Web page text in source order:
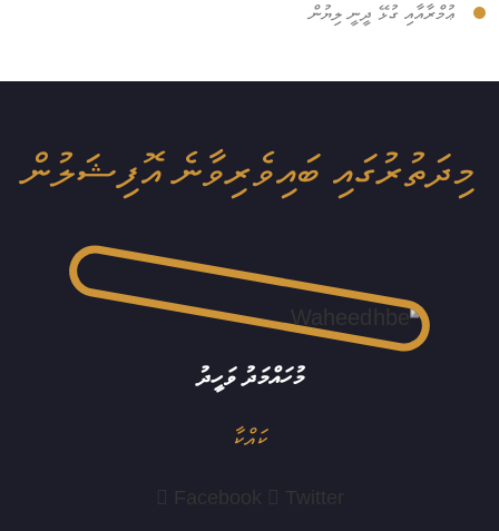
ޢުމްރާއާއި ގުޅޭ ދީނީ ލިޔުން
މިދަތުރުގައި ބައިވެރިވާނެ އޮފިޝަލުން
މުހައްމަދު ވަހީދު
ކައްކާ
Facebook Twitter